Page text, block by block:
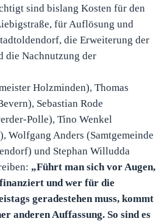
sind bislang Kosten für den
für Auflösung und
die Erweiterung der
die Nachnutzung der
Holzminden), Thomas
Sebastian Rode
Polle), Tino Wenkel
Wolfgang Anders (Samtgemeinde
und Stephan Willudda
„Führt man sich vor Augen,
und wer für die
geradestehen muss, kommt
anderen Auffassung. So sind es